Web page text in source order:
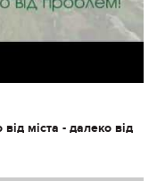
міста - далеко від